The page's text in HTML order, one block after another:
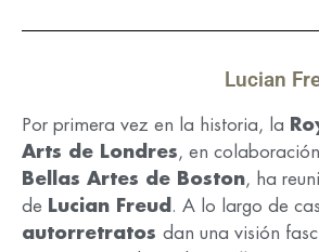
Lucian
Por primera vez en la historia, la
Arts de Londres, en
Bellas Artes de Boston, ha
de Lucian Freud . A lo largo de
autorretratos dan una visión